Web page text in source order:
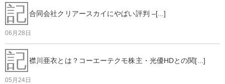
記 合同会社クリアースカイにやばい評判 –[...]
06月28日
記 襟川亜衣とは？コーエーテクモ株主・光優HDとの関[...]
05月24日